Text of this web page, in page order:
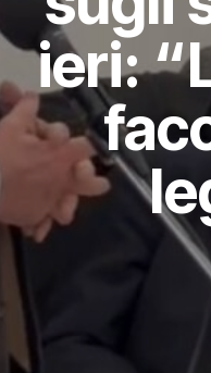
ieri: